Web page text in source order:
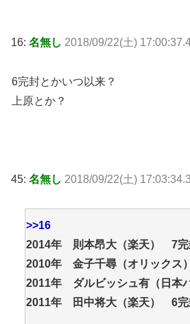
16: 名無し 2018/09/22(土)
6完封とかいつ以来？
上原とか？
45: 名無し 2018/09/22(土)
>>16
2014年 則本昂大（楽天） 7完
2010年 金子千尋（オリックス
2011年 ダルビッシュ有（日本
2011年 田中将大（楽天） 6完